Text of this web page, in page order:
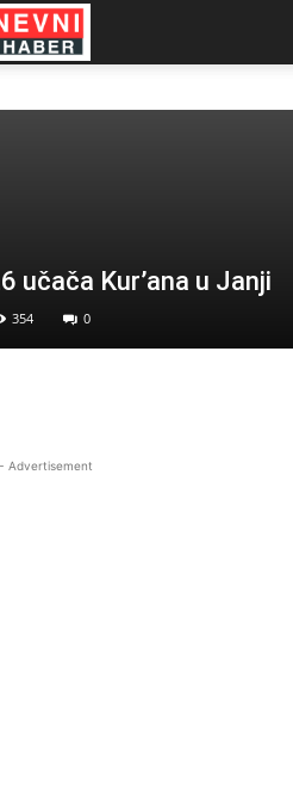
učača Kur’ana u Janji
354 0
Advertisement